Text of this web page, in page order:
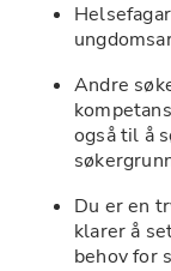
Andre
også til å
Du er en
klarer å
behov for